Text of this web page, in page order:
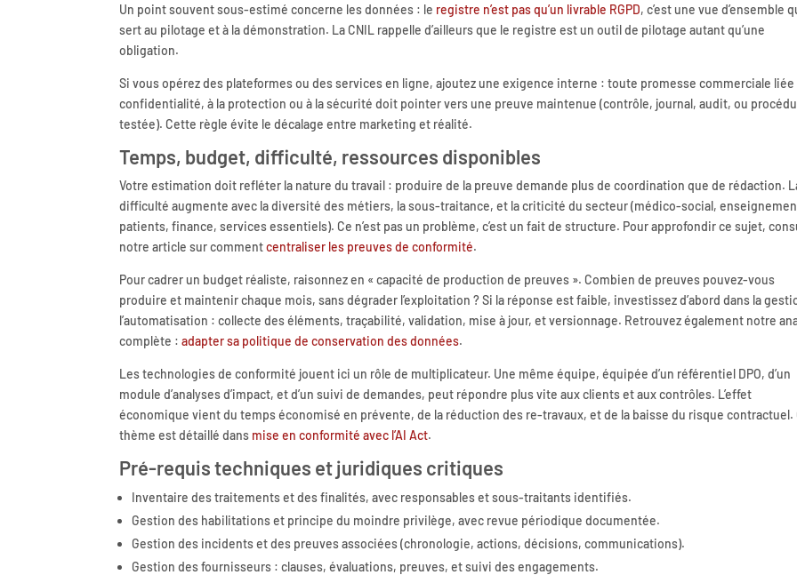
Un point souvent sous-estimé concerne les données : le registre n’est pas qu’un livrable RGPD, c’est une vue d’ensemble
sert au pilotage et à la démonstration. La CNIL rappelle d’ailleurs que le registre est un outil de pilotage autant qu’une
obligation.
Si vous opérez des plateformes ou des services en ligne, ajoutez une exigence interne : toute promesse commerciale liée
confidentialité, à la protection ou à la sécurité doit pointer vers une preuve maintenue (contrôle, journal, audit, ou
testée). Cette règle évite le décalage entre marketing et réalité.
Temps, budget, difficulté, ressources disponibles
Votre estimation doit refléter la nature du travail : produire de la preuve demande plus de coordination que de rédaction.
difficulté augmente avec la diversité des métiers, la sous-traitance, et la criticité du secteur (médico-social,
patients, finance, services essentiels). Ce n’est pas un problème, c’est un fait de structure. Pour approfondir ce sujet,
notre article sur commentcentraliser les preuves de conformité.
Pour cadrer un budget réaliste, raisonnez en « capacité de production de preuves ». Combien de preuves pouvez-vous
produire et maintenir chaque mois, sans dégrader l’exploitation ? Si la réponse est faible, investissez d’abord dans la
l’automatisation : collecte des éléments, traçabilité, validation, mise à jour, et versionnage. Retrouvez également notre
complète :adapter sa politique de conservation des données.
Les technologies de conformité jouent ici un rôle de multiplicateur. Une même équipe, équipée d’un référentiel DPO, d’un
module d’analyses d’impact, et d’un suivi de demandes, peut répondre plus vite aux clients et aux contrôles. L’effet
économique vient du temps économisé en prévente, de la réduction des re-travaux, et de la baisse du risque contractuel.
thème est détaillé dans mise en conformité avec l’AI Act.
Pré-requis techniques et juridiques critiques
Inventaire des traitements et des finalités, avec responsables et sous-traitants identifiés.
Gestion des habilitations et principe du moindre privilège, avec revue périodique documentée.
Gestion des incidents et des preuves associées (chronologie, actions, décisions, communications).
Gestion des fournisseurs : clauses, évaluations, preuves, et suivi des engagements.